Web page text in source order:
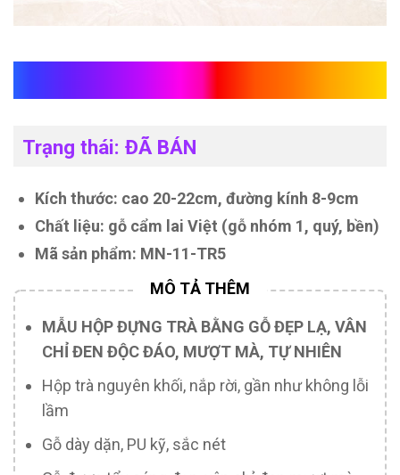
Trạng thái: ĐÃ BÁN
Kích thước: cao 20-22cm, đường kính 8-9cm
Chất liệu: gỗ cẩm lai Việt (gỗ nhóm 1, quý, bền)
Mã sản phẩm: MN-11-TR5
MẪU HỘP ĐỰNG TRÀ BẰNG GỖ ĐẸP LẠ, VÂN
CHỈ ĐEN ĐỘC ĐÁO, MƯỢT MÀ, TỰ NHIÊN
Hộp trà nguyên khối, nắp rời, gần như không lỗi
lầm
Gỗ dày dặn, PU kỹ, sắc nét